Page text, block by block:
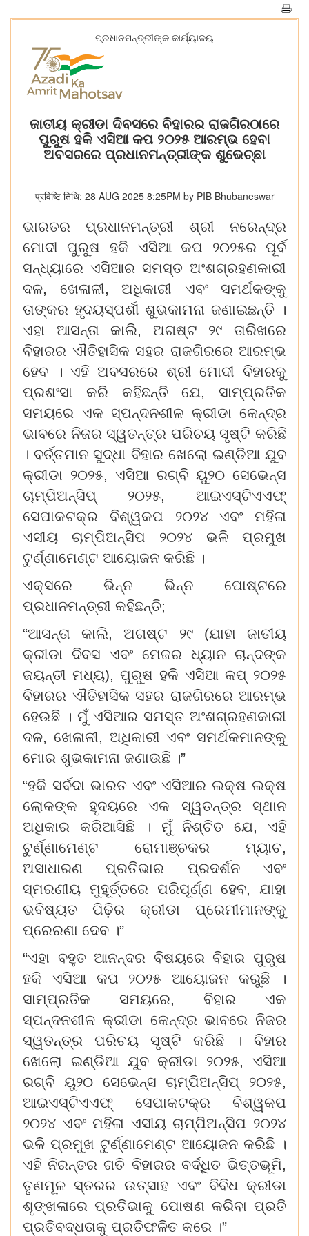
ପ୍ରଧାନମନ୍ତ୍ରୀଙ୍କ କାର୍ଯ୍ୟାଳୟ
ଜାତୀୟ କ୍ରୀଡା ଦିବସରେ ବିହାରର ରାଜଗିରଠାରେ
ପୁରୁଷ ହକି ଏସିଆ କପ ୨୦୨୫ ଆରମ୍ଭ ହେବା
ଅବସରରେ ପ୍ରଧାନମନ୍ତ୍ରୀଙ୍କ ଶୁଭେଚ୍ଛା
प्रविष्टि तिथि: 28 AUG 2025 8:25PM by PIB Bhubaneswar
ଭାରତର ପ୍ରଧାନମନ୍ତ୍ରୀ ଶ୍ରୀ ନରେନ୍ଦ୍ର
ମୋଦୀ ପୁରୁଷ ହକି ଏସିଆ କପ ୨୦୨୫ର ପୂର୍ବ
ସନ୍ଧ୍ୟାରେ ଏସିଆର ସମସ୍ତ ଅଂଶଗ୍ରହଣକାରୀ
ଦଳ, ଖେଳାଳୀ, ଅଧିକାରୀ ଏବଂ ସମର୍ଥକଙ୍କୁ
ତାଙ୍କର ହୃଦୟସ୍ପର୍ଶୀ ଶୁଭକାମନା ଜଣାଇଛନ୍ତି ।
ଏହା ଆସନ୍ତା କାଲି, ଅଗଷ୍ଟ ୨୯ ତାରିଖରେ
ବିହାରର ଐତିହାସିକ ସହର ରାଜଗିରରେ ଆରମ୍ଭ
ହେବ । ଏହି ଅବସରରେ ଶ୍ରୀ ମୋଦୀ ବିହାରକୁ
ପ୍ରଶଂସା କରି କହିଛନ୍ତି ଯେ, ସାମ୍ପ୍ରତିକ
ସମୟରେ ଏକ ସ୍ପନ୍ଦନଶୀଳ କ୍ରୀଡା କେନ୍ଦ୍ର
ଭାବରେ ନିଜର ସ୍ୱତନ୍ତ୍ର ପରିଚୟ ସୃଷ୍ଟି କରିଛି
। ବର୍ତ୍ତମାନ ସୁଦ୍ଧା ବିହାର ଖେଲୋ ଇଣ୍ଡିଆ ଯୁବ
କ୍ରୀଡା ୨୦୨୫, ଏସିଆ ରଗ୍‌ବି ୟୁ୨୦ ସେଭେନ୍ସ
ଚାମ୍ପିଅନ୍‌ସିପ୍ ୨୦୨୫, ଆଇଏସ୍‌ଟିଏଏଫ୍
ସେପାକଟକ୍ର ବିଶ୍ୱକପ ୨୦୨୪ ଏବଂ ମହିଳା
ଏସୀୟ ଚାମ୍ପିଅନ୍‌ସିପ ୨୦୨୪ ଭଳି ପ୍ରମୁଖ
ଟୁର୍ଣ୍ଣାମେଣ୍ଟ ଆୟୋଜନ କରିଛି ।
ଏକ୍ସରେ ଭିନ୍ନ ଭିନ୍ନ ପୋଷ୍ଟରେ
ପ୍ରଧାନମନ୍ତ୍ରୀ କହିଛନ୍ତି;
“ଆସନ୍ତା କାଲି, ଅଗଷ୍ଟ ୨୯ (ଯାହା ଜାତୀୟ
କ୍ରୀଡା ଦିବସ ଏବଂ ମେଜର ଧ୍ୟାନ ଚାନ୍ଦଙ୍କ
ଜୟନ୍ତୀ ମଧ୍ୟ), ପୁରୁଷ ହକି ଏସିଆ କପ୍ ୨୦୨୫
ବିହାରର ଐତିହାସିକ ସହର ରାଜଗିରରେ ଆରମ୍ଭ
ହେଉଛି । ମୁଁ ଏସିଆର ସମସ୍ତ ଅଂଶଗ୍ରହଣକାରୀ
ଦଳ, ଖେଳାଳୀ, ଅଧିକାରୀ ଏବଂ ସମର୍ଥକମାନଙ୍କୁ
ମୋର ଶୁଭକାମନା ଜଣାଉଛି ।”
“ହକି ସର୍ବଦା ଭାରତ ଏବଂ ଏସିଆର ଲକ୍ଷ ଲକ୍ଷ
ଲୋକଙ୍କ ହୃଦୟରେ ଏକ ସ୍ୱତନ୍ତ୍ର ସ୍ଥାନ
ଅଧିକାର କରିଆସିଛି । ମୁଁ ନିଶ୍ଚିତ ଯେ, ଏହି
ଟୁର୍ଣ୍ଣାମେଣ୍ଟ ରୋମାଞ୍ଚକର ମ୍ୟାଚ,
ଅସାଧାରଣ ପ୍ରତିଭାର ପ୍ରଦର୍ଶନ ଏବଂ
ସ୍ମରଣୀୟ ମୁହୂର୍ତ୍ତରେ ପରିପୂର୍ଣ୍ଣ ହେବ, ଯାହା
ଭବିଷ୍ୟତ ପିଢ଼ିର କ୍ରୀଡା ପ୍ରେମୀମାନଙ୍କୁ
ପ୍ରେରଣା ଦେବ ।”
“ଏହା ବହୁତ ଆନନ୍ଦର ବିଷୟରେ ବିହାର ପୁରୁଷ
ହକି ଏସିଆ କପ ୨୦୨୫ ଆୟୋଜନ କରୁଛି ।
ସାମ୍ପ୍ରତିକ ସମୟରେ, ବିହାର ଏକ
ସ୍ପନ୍ଦନଶୀଳ କ୍ରୀଡା କେନ୍ଦ୍ର ଭାବରେ ନିଜର
ସ୍ୱତନ୍ତ୍ର ପରିଚୟ ସୃଷ୍ଟି କରିଛି । ବିହାର
ଖେଲୋ ଇଣ୍ଡିଆ ଯୁବ କ୍ରୀଡା ୨୦୨୫, ଏସିଆ
ରଗ୍‌ବି ୟୁ୨୦ ସେଭେନ୍ସ ଚାମ୍ପିଅନ୍‌ସିପ୍ ୨୦୨୫,
ଆଇଏସ୍‌ଟିଏଏଫ୍ ସେପାକଟକ୍ର ବିଶ୍ୱକପ
୨୦୨୪ ଏବଂ ମହିଳା ଏସୀୟ ଚାମ୍ପିଅନ୍‌ସିପ ୨୦୨୪
ଭଳି ପ୍ରମୁଖ ଟୁର୍ଣ୍ଣାମେଣ୍ଟ ଆୟୋଜନ କରିଛି ।
ଏହି ନିରନ୍ତର ଗତି ବିହାରର ବର୍ଦ୍ଧିତ ଭିତ୍ତଭୂମି,
ତୃଣମୂଳ ସ୍ତରର ଉତ୍ସାହ ଏବଂ ବିବିଧ କ୍ରୀଡା
ଶୃଙ୍ଖଳାରେ ପ୍ରତିଭାକୁ ପୋଷଣ କରିବା ପ୍ରତି
ପ୍ରତିବଦ୍ଧତାକୁ ପ୍ରତିଫଳିତ କରେ ।”